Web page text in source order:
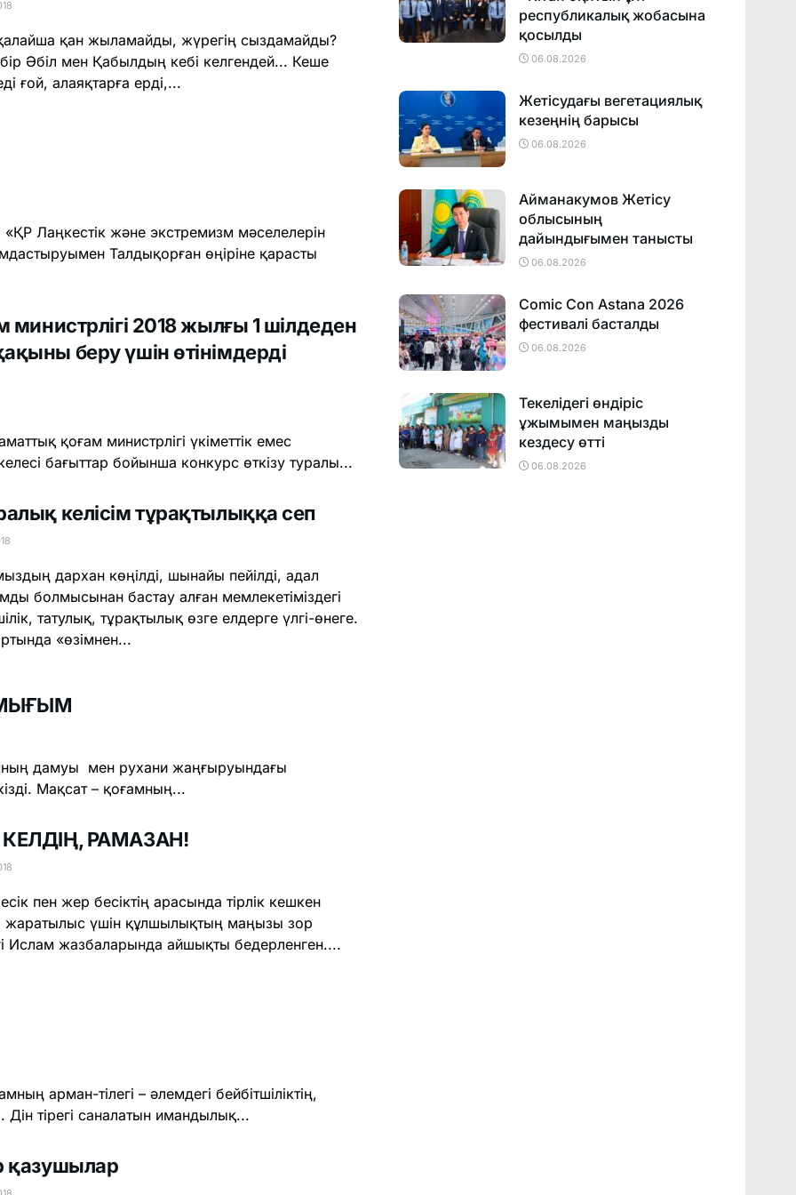
қан жыламайды, жүрегің сыздамайды?
Әбіл мен Қабылдың кебі келгендей... Кеше
ғой, алаяқтарға ерді,...
Лаңкестік және экстремизм мәселелерін
Талдықорған өңіріне қарасты
министрлігі 2018 жылғы 1 шілдеден
беру үшін өтінімдерді
қоғам министрлігі үкіметтік емес
бағыттар бойынша конкурс өткізу туралы...
келісім тұрақтылыққа сеп
дархан көңілді, шынайы пейілді, адал
болмысынан бастау алған мемлекетіміздегі
татулық, тұрақтылық өзге елдерге үлгі-өнеге.
«өзімнен...
дамуы мен рухани жаңғыруындағы
Мақсат – қоғамның...
РАМАЗАН!
пен жер бесіктің арасында тірлік кешкен
жаратылыс үшін құлшылықтың маңызы зор
Ислам жазбаларында айшықты бедерленген....
арман-тілегі – әлемдегі бейбітшіліктің,
Дін тірегі саналатын имандылық...
қазушылар
республикалық жобасына
қосылды
06.08.2026
Жетісудағы вегетациялық
кезеңнің барысы
06.08.2026
Айманакумов Жетісу
облысының
дайындығымен танысты
06.08.2026
Comic Con Astana 2026
фестивалi басталды
06.08.2026
Текелідегі өндіріс
ұжымымен маңызды
кездесу өтті
06.08.2026